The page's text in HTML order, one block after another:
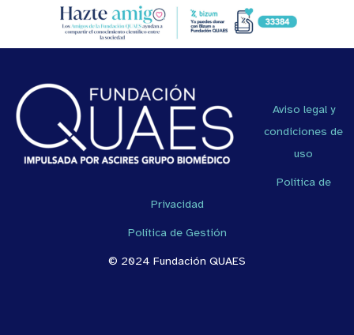
Aviso legal y
condiciones de
uso
Política de
Privacidad
Política de Gestión
© 2024 Fundación QUAES